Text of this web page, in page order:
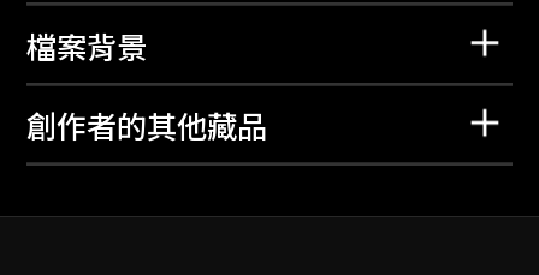
檔案背景
創作者的其他藏品